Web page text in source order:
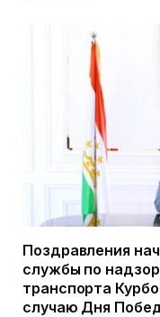
Поздравления
службы по
транспорта
случаю Дня